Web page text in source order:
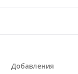
Добавления